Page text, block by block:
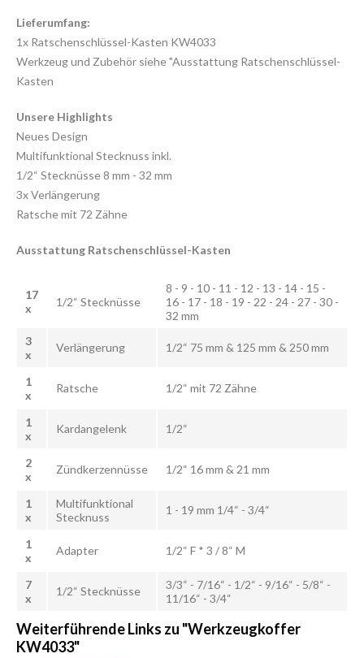
Lieferumfang:
1x Ratschenschlüssel-Kasten KW4033
Werkzeug und Zubehör siehe "Ausstattung Ratschenschlüssel-
Kasten
Unsere Highlights
Neues Design
Multifunktional Stecknuss inkl.
1/2“ Stecknüsse 8 mm - 32 mm
3x Verlängerung
Ratsche mit 72 Zähne
Ausstattung Ratschenschlüssel-Kasten
17
x
1/2“ Stecknüsse
8 - 9 - 10 - 11 - 12 - 13 - 14 - 15 -
16 - 17 - 18 - 19 - 22 - 24 - 27 - 30 -
32 mm
3
x
Verlängerung 1/2“ 75 mm & 125 mm & 250 mm
1
x
Ratsche 1/2“ mit 72 Zähne
1
x
Kardangelenk 1/2“
2
x
Zündkerzennüsse 1/2“ 16 mm & 21 mm
1
x
Multifunktional
Stecknuss
1 - 19 mm 1/4“ - 3/4“
1
x
Adapter 1/2“ F * 3 / 8“ M
7
x
1/2“ Stecknüsse
3/3“ - 7/16“ - 1/2“ - 9/16“ - 5/8“ -
11/16“ - 3/4“
Weiterführende Links zu "Werkzeugkoffer
KW4033"